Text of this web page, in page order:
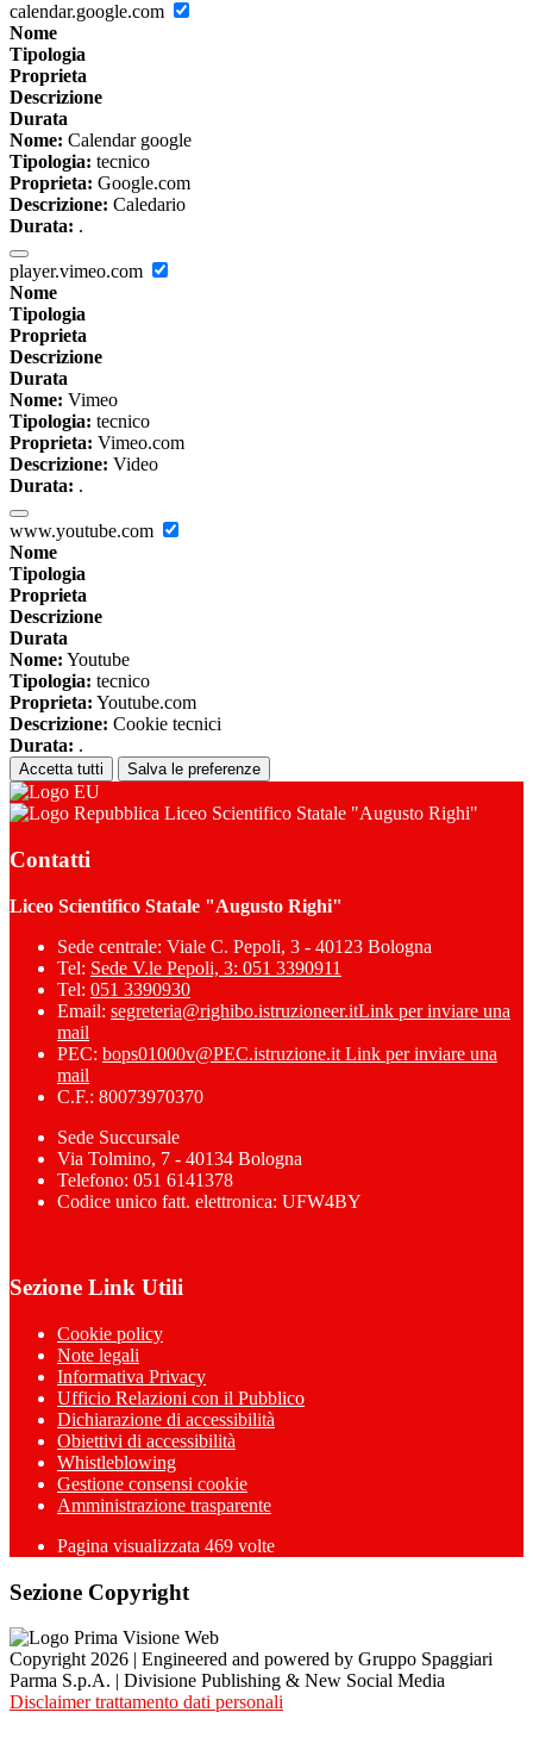
calendar.google.com
Nome
Tipologia
Proprieta
Descrizione
Durata
Nome: Calendar google
Tipologia: tecnico
Proprieta: Google.com
Descrizione: Caledario
Durata: .
player.vimeo.com
Nome
Tipologia
Proprieta
Descrizione
Durata
Nome: Vimeo
Tipologia: tecnico
Proprieta: Vimeo.com
Descrizione: Video
Durata: .
www.youtube.com
Nome
Tipologia
Proprieta
Descrizione
Durata
Nome: Youtube
Tipologia: tecnico
Proprieta: Youtube.com
Descrizione: Cookie tecnici
Durata: .
Accetta tutti Salva le preferenze
Liceo Scientifico Statale "Augusto Righi"
Contatti
Liceo Scientifico Statale "Augusto Righi"
Sede centrale: Viale C. Pepoli, 3 - 40123 Bologna
Tel: Sede V.le Pepoli, 3: 051 3390911
Tel: 051 3390930
Email: segreteria@righibo.istruzioneer.itLink per inviare una
mail
PEC: bops01000v@PEC.istruzione.it Link per inviare una
mail
C.F.: 80073970370
Sede Succursale
Via Tolmino, 7 - 40134 Bologna
Telefono: 051 6141378
Codice unico fatt. elettronica: UFW4BY
Sezione Link Utili
Cookie policy
Note legali
Informativa Privacy
Ufficio Relazioni con il Pubblico
Dichiarazione di accessibilità
Obiettivi di accessibilità
Whistleblowing
Gestione consensi cookie
Amministrazione trasparente
Pagina visualizzata 469 volte
Sezione Copyright
Copyright 2026 | Engineered and powered by Gruppo Spaggiari
Parma S.p.A. | Divisione Publishing & New Social Media
Disclaimer trattamento dati personali